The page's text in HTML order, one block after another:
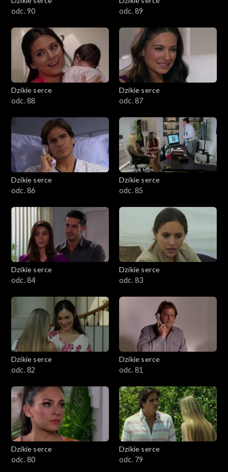
odc. 90
odc. 89
Dzikie serce
odc. 88
Dzikie serce
odc. 87
Dzikie serce
odc. 86
Dzikie serce
odc. 85
Dzikie serce
odc. 84
Dzikie serce
odc. 83
Dzikie serce
odc. 82
Dzikie serce
odc. 81
Dzikie serce
odc. 80
Dzikie serce
odc. 79